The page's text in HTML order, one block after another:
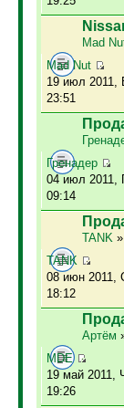
Mad
Mad Nut
19 июл 2011,
23:51
Гренадер
04 июл 2011,
09:14
TANK»
TANK
08 июн 2011,
18:12
Артём
MDE
19 май 2011,
19:26